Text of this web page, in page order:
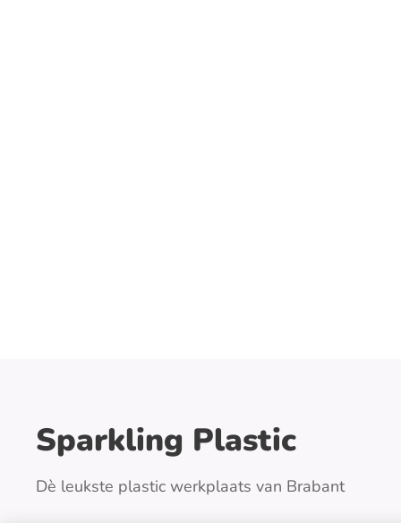
Sparkling Plastic
Dè leukste plastic werkplaats van Brabant